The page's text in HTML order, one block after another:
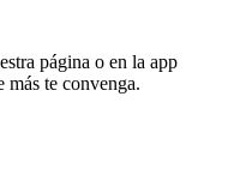
página o en la app
más te convenga.